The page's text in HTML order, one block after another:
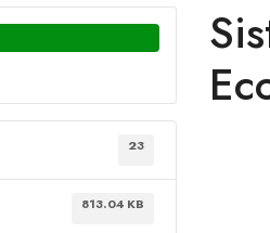
23
813.04 KB